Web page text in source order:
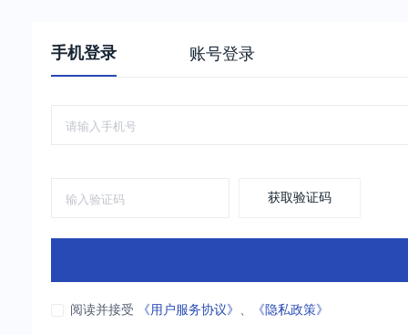
手机登录 账号登录
获取验证码
阅读并接受 《用户服务协议》 、 《隐私政策》